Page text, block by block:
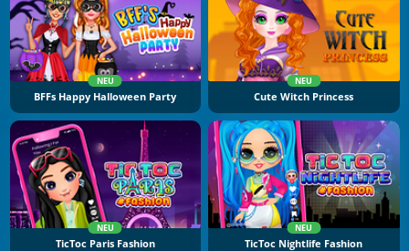
NEU
BFFs Happy Halloween Party
NEU
Cute Witch Princess
NEU
TicToc Paris Fashion
NEU
TicToc Nightlife Fashion